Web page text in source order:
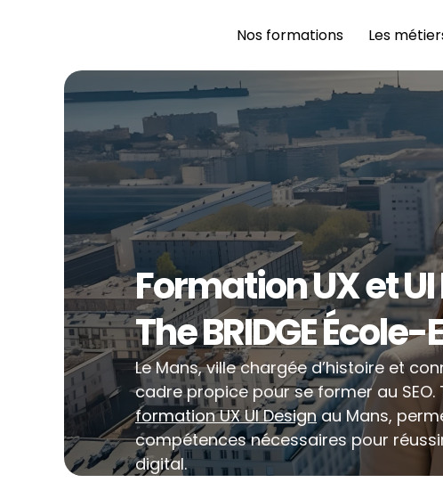
Nos formations Les
Formation UX et
The BRIDGE
Le Mans, ville chargée d’histoire et
formation UX UI Design au Mans,
compétences nécessaires pour
digital.